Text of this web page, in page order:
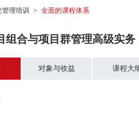
管理培训 > 全面的课程体系
组合与项目群管理高级实务
对象与收益 课程大